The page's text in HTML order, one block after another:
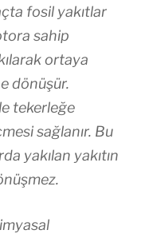
fosil yakıtlar
sahip
ortaya
dönüşür.
tekerleğe
sağlanır. Bu
yakılan yakıtın